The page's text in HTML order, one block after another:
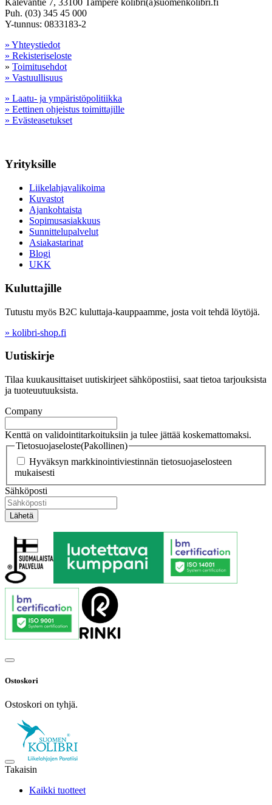
Puh. (03) 345 45 000
Y-tunnus: 0833183-2
» Yhteystiedot
» Rekisteriseloste
» Toimitusehdot
» Vastuullisuus
» Laatu- ja ympäristöpolitiikka
» Eettinen ohjeistus toimittajille
» Evästeasetukset
Yrityksille
Liikelahjavalikoima
Kuvastot
Ajankohtaista
Sopimusasiakkuus
Sunnittelupalvelut
Asiakastarinat
Blogi
UKK
Kuluttajille
Tutustu myös B2C kuluttaja-kauppaamme, josta voit tehdä löytöjä.
» kolibri-shop.fi
Uutiskirje
Tilaa kuukausittaiset uutiskirjeet sähköpostiisi, saat tietoa tarjouksista
ja tuoteuutuuksista.
Company
Kenttä on validointitarkoituksiin ja tulee jättää koskemattomaksi.
Tietosuojaseloste(Pakollinen)
Hyväksyn markkinointiviestinnän tietosuojaselosteen
mukaisesti
Sähköposti
Ostoskori
Ostoskori on tyhjä.
Takaisin
Kaikki tuotteet